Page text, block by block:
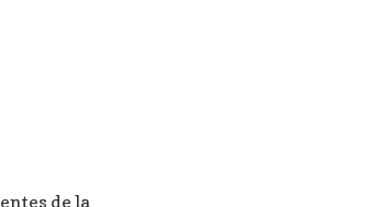
de la